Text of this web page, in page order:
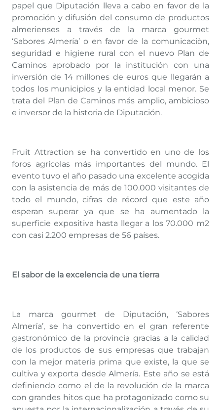
papel que Diputación lleva a cabo en favor de la
promoción y difusión del consumo de productos
almerienses a través de la marca gourmet
‘Sabores Almería’ o en favor de la comunicaciòn,
seguridad e higiene rural con el nuevo Plan de
Caminos aprobado por la institución con una
inversión de 14 millones de euros que llegarán a
todos los municipios y la entidad local menor. Se
trata del Plan de Caminos más amplio, ambicioso
e inversor de la historia de Diputación.
Fruit Attraction se ha convertido en uno de los
foros agrícolas más importantes del mundo. El
evento tuvo el año pasado una excelente acogida
con la asistencia de más de 100.000 visitantes de
todo el mundo, cifras de récord que este año
esperan superar ya que se ha aumentado la
superficie expositiva hasta llegar a los 70.000 m2
con casi 2.200 empresas de 56 países.
El sabor de la excelencia de una tierra
La marca gourmet de Diputación, ‘Sabores
Almería’, se ha convertido en el gran referente
gastronómico de la provincia gracias a la calidad
de los productos de sus empresas que trabajan
con la mejor materia prima que existe, la que se
cultiva y exporta desde Almería. Este año se está
definiendo como el de la revolución de la marca
con grandes hitos que ha protagonizado como su